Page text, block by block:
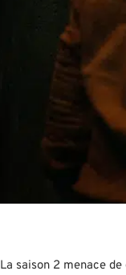
La saison 2 menace